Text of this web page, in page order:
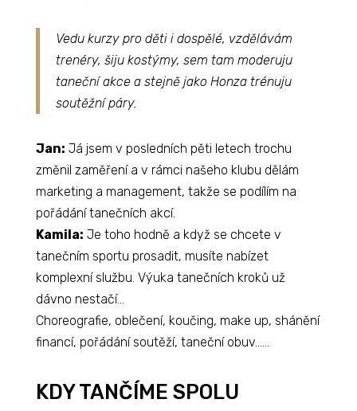
Vedu kurzy pro děti i dospělé, vzdělávám
trenéry, šiju kostýmy, sem tam moderuju
taneční akce a stejně jako Honza trénuju
soutěžní páry.
Jan: Já jsem v posledních pěti letech trochu
změnil zaměření a v rámci našeho klubu dělám
marketing a management, takže se podílím na
pořádání tanečních akcí.
Kamila: Je toho hodně a když se chcete v
tanečním sportu prosadit, musíte nabízet
komplexní službu. Výuka tanečních kroků už
dávno nestačí…
Choreografie, oblečení, koučing, make up, shánění
financí, pořádání soutěží, taneční obuv……
KDY TANČÍME SPOLU